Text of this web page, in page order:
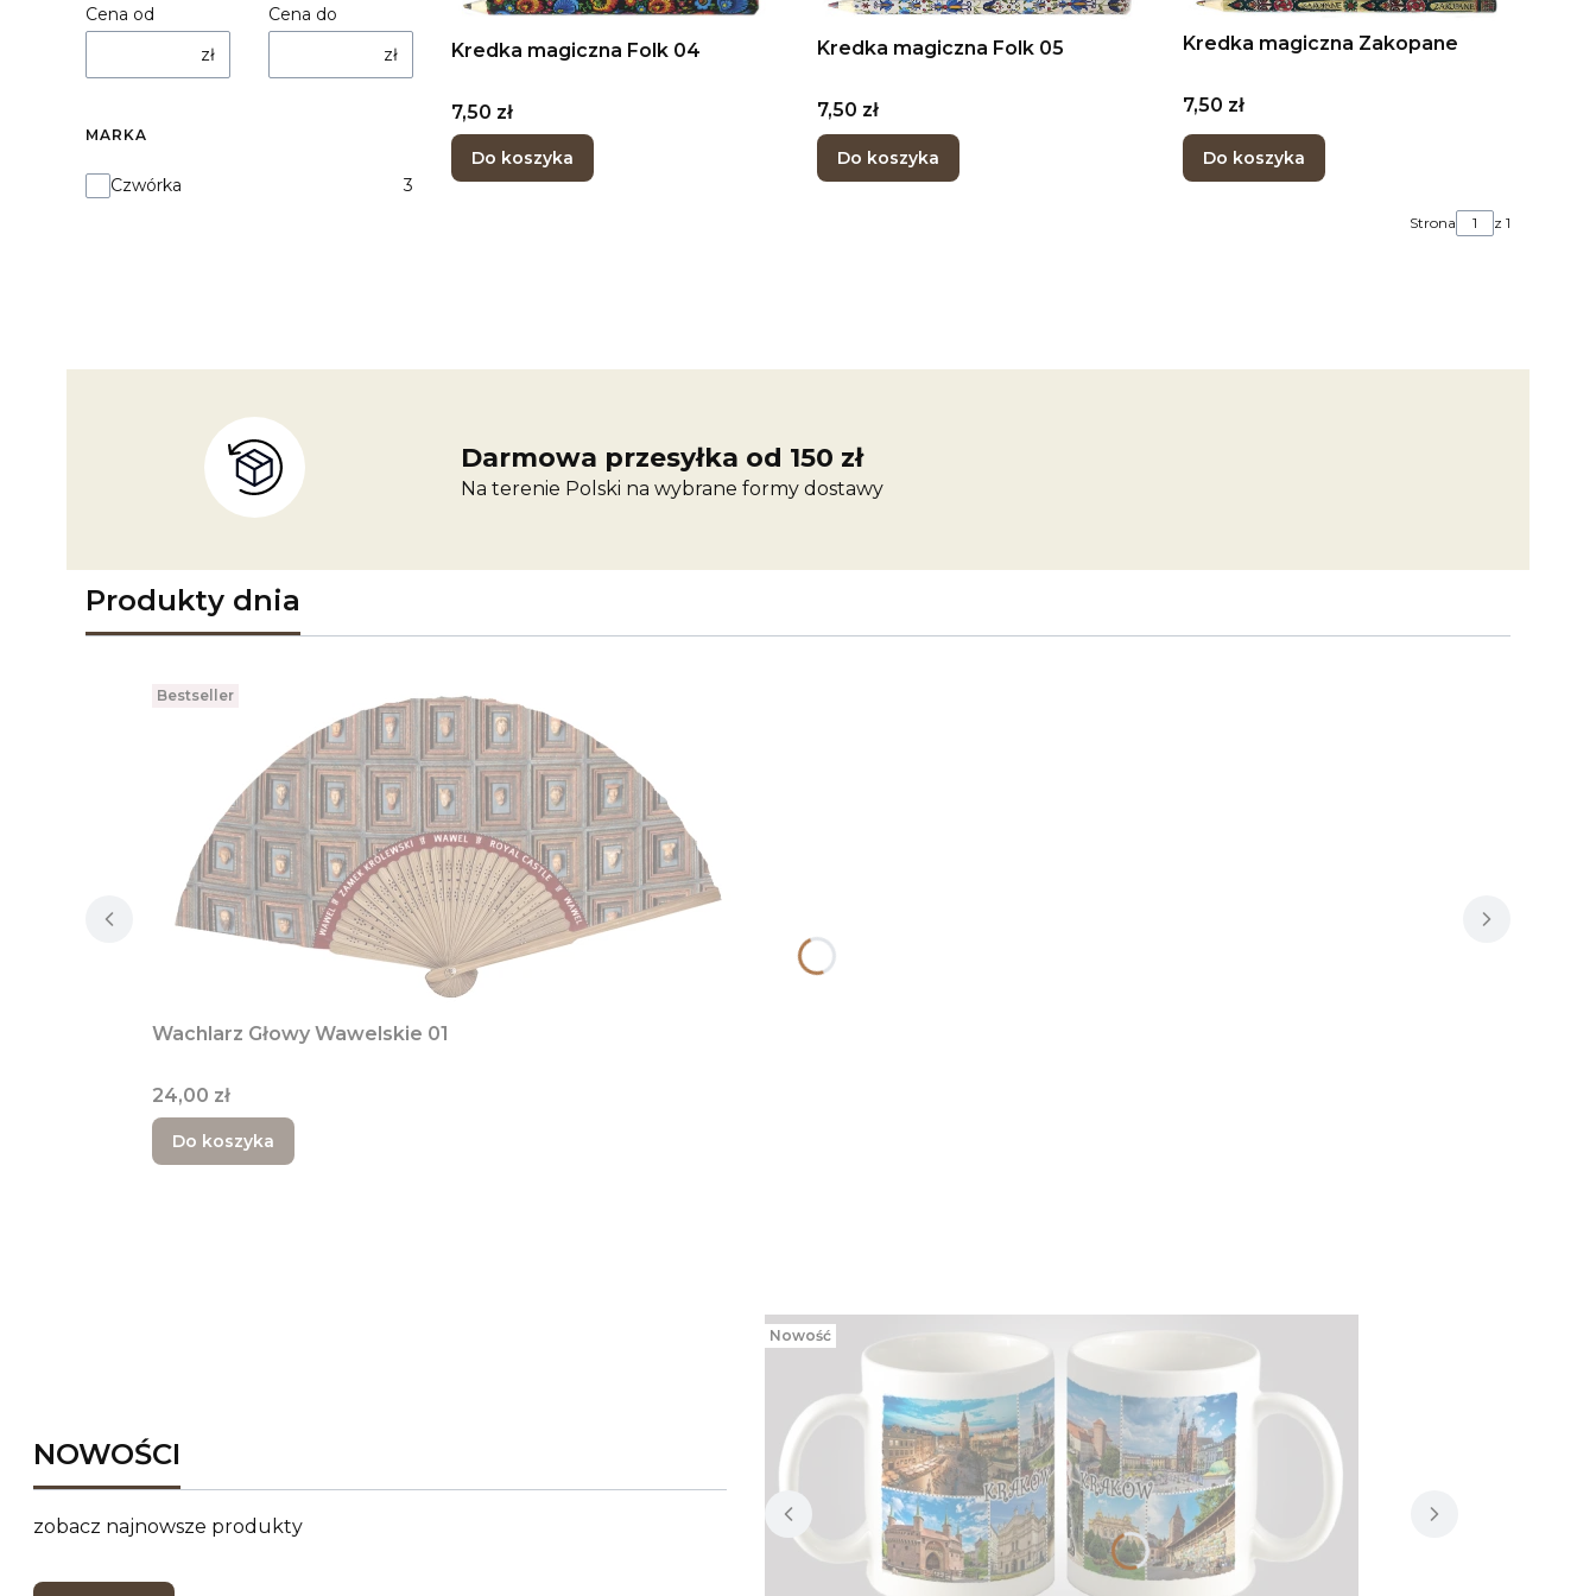
Cena od
zł
Cena do
zł
MARKA
Marka
Czwórka 3
Kredka magiczna Folk 04
Cena
7,50 zł
Do koszyka
Kredka magiczna Folk 05
Cena
7,50 zł
Do koszyka
Kredka magiczna Zakopane
Cena
7,50 zł
Do koszyka
Strona z 1
Darmowa przesyłka od 150 zł
Na terenie Polski na wybrane formy dostawy
Produkty dnia
Bestseller
Wachlarz Głowy Wawelskie 01
Cena
24,00 zł
Do koszyka
NOWOŚCI
zobacz najnowsze produkty
Nowość